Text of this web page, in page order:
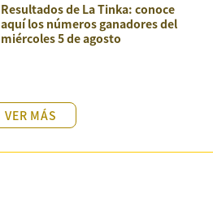
Resultados de La Tinka: conoce
aquí los números ganadores del
miércoles 5 de agosto
VER MÁS